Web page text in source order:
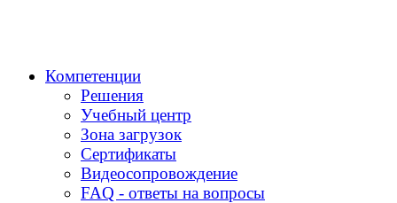
Компетенции
Решения
Учебный центр
Зона загрузок
Сертификаты
Видеосопровождение
FAQ - ответы на вопросы